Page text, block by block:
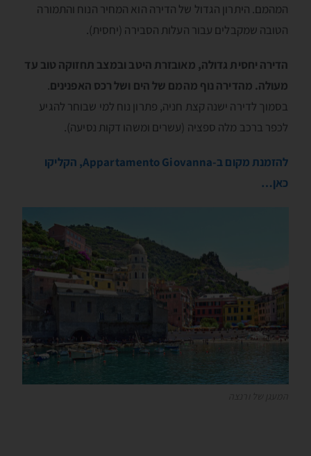
המהמם. היתרון הגדול של הדירה הוא המחיר הנוח והתמורה
הטובה שמקבלים עבור העלות הסבירה (יחסית).
הדירה יחסית גדולה, מאובזרת היטב ובמצב תחזוקה טוב עד
מעולה. מהדירה נוף מהמם של הים ושל רכס האפנינים.
בסמוך לדירה ישנה קצת חניה, פתרון נוח למי שבוחר להגיע
לכפר ברכב מלה ספציה (עשרים ומשהו דקות נסיעה).
להזמנת מקום ב-Appartamento Giovanna, הקליקו
כאן…